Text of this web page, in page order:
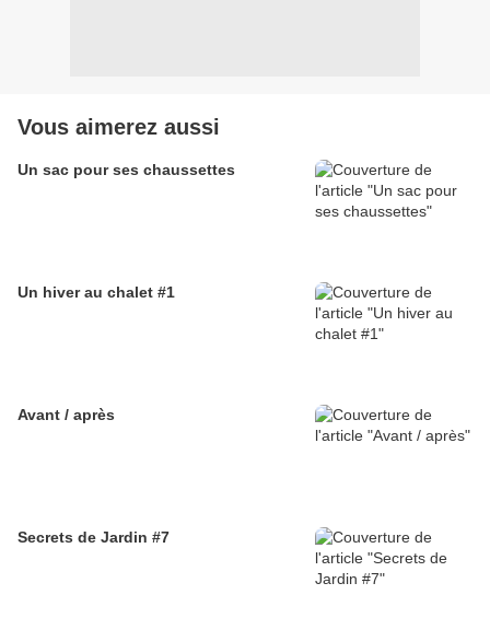
Vous aimerez aussi
Un sac pour ses chaussettes
Un hiver au chalet #1
Avant / après
Secrets de Jardin #7